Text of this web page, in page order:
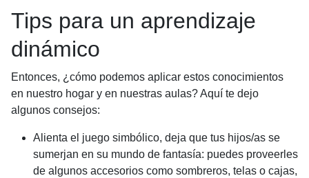
Tips para un aprendizaje
dinámico
Entonces, ¿cómo podemos aplicar estos conocimientos
en nuestro hogar y en nuestras aulas? Aquí te dejo
algunos consejos:
Alienta el juego simbólico, deja que tus hijos/as se
sumerjan en su mundo de fantasía: puedes proveerles
de algunos accesorios como sombreros, telas o cajas,